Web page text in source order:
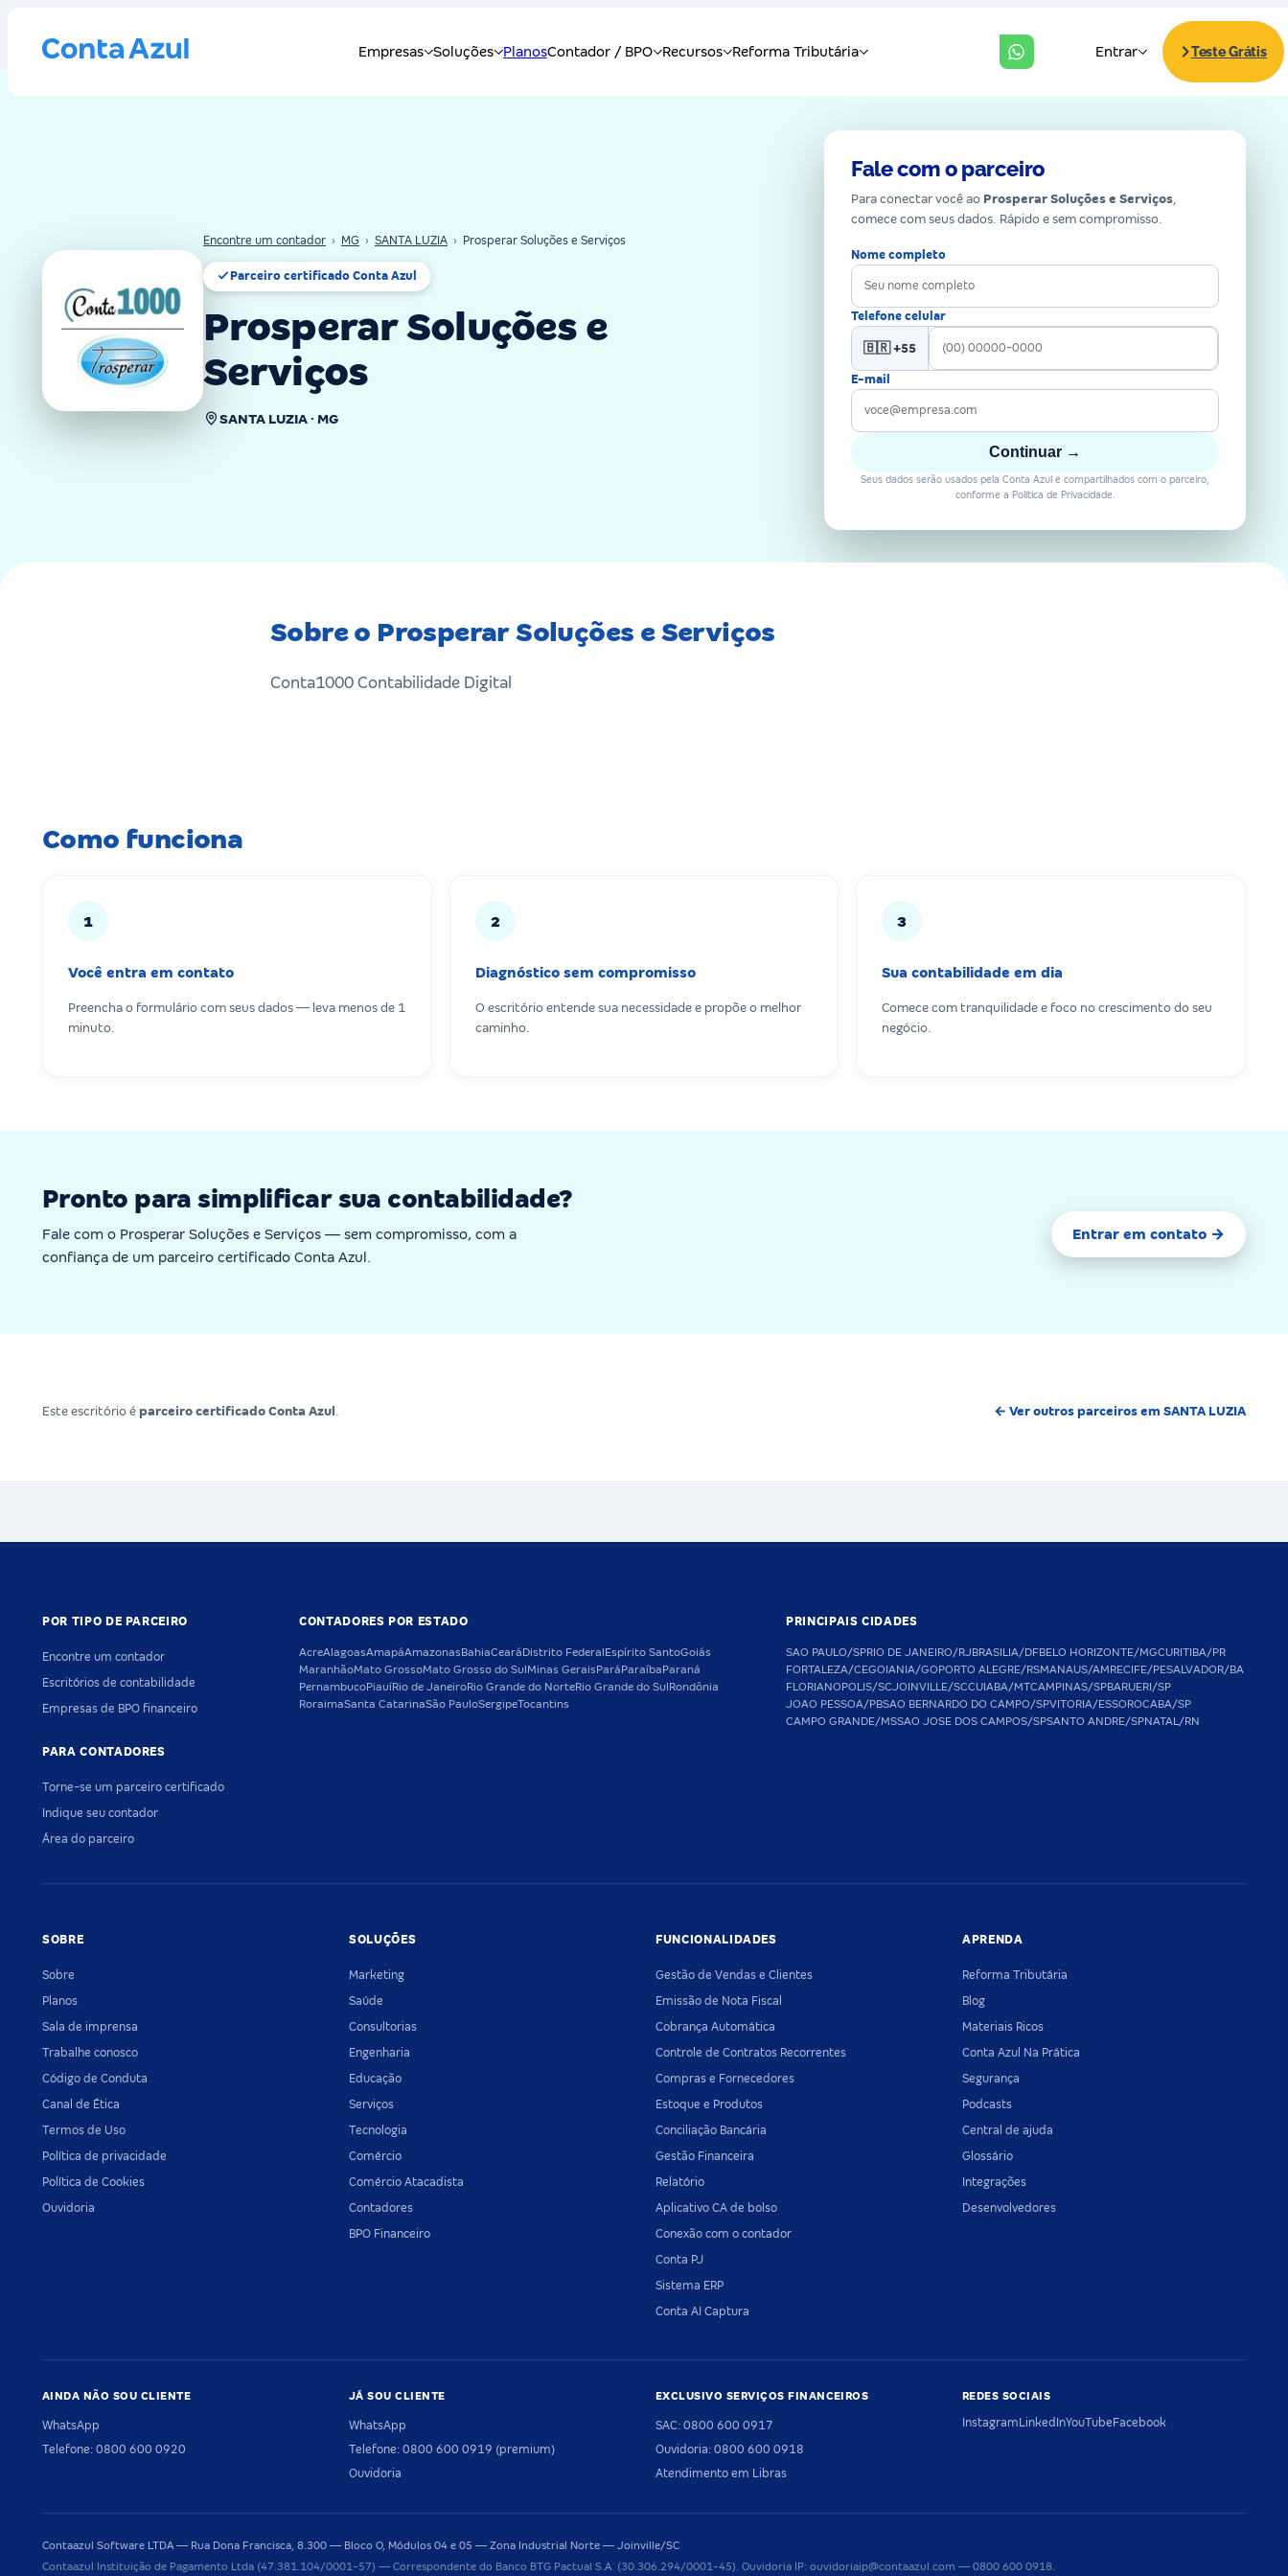
Encontre um contador › MG › SANTA LUZIA › Prosperar Soluções e Serviços
Parceiro certificado Conta Azul
Prosperar Soluções e
Serviços
SANTA LUZIA · MG
Fale com o parceiro
Para conectar você ao Prosperar Soluções e Serviços,
comece com seus dados. Rápido e sem compromisso.
Nome completo
Telefone celular
🇧🇷 +55
E-mail
Continuar →
Seus dados serão usados pela Conta Azul e compartilhados com o parceiro,
conforme a Política de Privacidade.
Sobre o Prosperar Soluções e Serviços
Conta1000 Contabilidade Digital
Como funciona
1
Você entra em contato
Preencha o formulário com seus dados — leva menos de 1
minuto.
2
Diagnóstico sem compromisso
O escritório entende sua necessidade e propõe o melhor
caminho.
3
Sua contabilidade em dia
Comece com tranquilidade e foco no crescimento do seu
negócio.
Pronto para simplificar sua contabilidade?
Fale com o Prosperar Soluções e Serviços — sem compromisso, com a
confiança de um parceiro certificado Conta Azul.
Entrar em contato →
Este escritório é parceiro certificado Conta Azul . ← Ver outros parceiros em SANTA LUZIA
POR TIPO DE PARCEIRO
Encontre um contador
Escritórios de contabilidade
Empresas de BPO financeiro
PARA CONTADORES
Torne-se um parceiro certificado
Indique seu contador
Área do parceiro
CONTADORES POR ESTADO
AcreAlagoasAmapáAmazonasBahiaCearáDistrito FederalEspírito SantoGoiás
MaranhãoMato GrossoMato Grosso do SulMinas GeraisParáParaíbaParaná
PernambucoPiauíRio de JaneiroRio Grande do NorteRio Grande do SulRondônia
RoraimaSanta CatarinaSão PauloSergipeTocantins
PRINCIPAIS CIDADES
SAO PAULO/SPRIO DE JANEIRO/RJBRASILIA/DFBELO HORIZONTE/MGCURITIBA/PR
FORTALEZA/CEGOIANIA/GOPORTO ALEGRE/RSMANAUS/AMRECIFE/PESALVADOR/BA
FLORIANOPOLIS/SCJOINVILLE/SCCUIABA/MTCAMPINAS/SPBARUERI/SP
JOAO PESSOA/PBSAO BERNARDO DO CAMPO/SPVITORIA/ESSOROCABA/SP
CAMPO GRANDE/MSSAO JOSE DOS CAMPOS/SPSANTO ANDRE/SPNATAL/RN
SOBRE
Sobre
Planos
Sala de imprensa
Trabalhe conosco
Código de Conduta
Canal de Ética
Termos de Uso
Política de privacidade
Política de Cookies
Ouvidoria
SOLUÇÕES
Marketing
Saúde
Consultorias
Engenharia
Educação
Serviços
Tecnologia
Comércio
Comércio Atacadista
Contadores
BPO Financeiro
FUNCIONALIDADES
Gestão de Vendas e Clientes
Emissão de Nota Fiscal
Cobrança Automática
Controle de Contratos Recorrentes
Compras e Fornecedores
Estoque e Produtos
Conciliação Bancária
Gestão Financeira
Relatório
Aplicativo CA de bolso
Conexão com o contador
Conta PJ
Sistema ERP
Conta AI Captura
APRENDA
Reforma Tributária
Blog
Materiais Ricos
Conta Azul Na Prática
Segurança
Podcasts
Central de ajuda
Glossário
Integrações
Desenvolvedores
AINDA NÃO SOU CLIENTE
WhatsApp
Telefone: 0800 600 0920
JÁ SOU CLIENTE
WhatsApp
Telefone: 0800 600 0919 (premium)
Ouvidoria
EXCLUSIVO SERVIÇOS FINANCEIROS
SAC: 0800 600 0917
Ouvidoria: 0800 600 0918
Atendimento em Libras
REDES SOCIAIS
InstagramLinkedInYouTubeFacebook
Contaazul Software LTDA — Rua Dona Francisca, 8.300 — Bloco O, Módulos 04 e 05 — Zona Industrial Norte — Joinville/SC
Contaazul Instituição de Pagamento Ltda (47.381.104/0001-57) — Correspondente do Banco BTG Pactual S.A. (30.306.294/0001-45). Ouvidoria IP: ouvidoriaip@contaazul.com — 0800 600 0918.